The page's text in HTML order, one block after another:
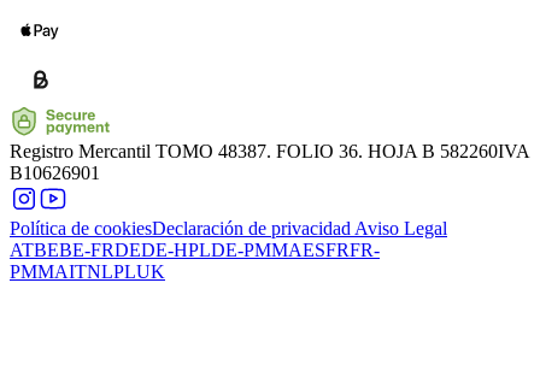
Registro Mercantil TOMO 48387. FOLIO 36. HOJA B 582260IVA
B10626901
Política de cookiesDeclaración de privacidad Aviso Legal
ATBEBE-FRDEDE-HPLDE-PMMAESFRFR-
PMMAITNLPLUK